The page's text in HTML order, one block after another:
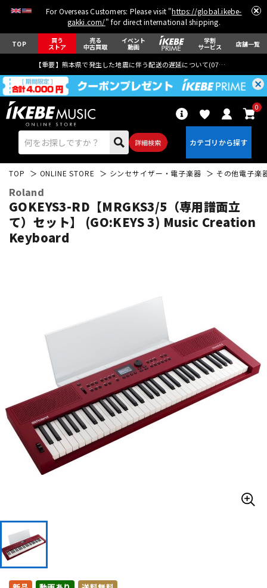
For Overseas Customers: Please visit "https://global.ikebe-
gakki.com/" for direct international shipping.
TOP 買う
ストア
売る
中古買取
イベント
動画
学割
サービス 店舗一覧
【重要】熊本県で発生した地震に伴う配送の遅延について(07月29日
詳細検索
0
エレキギター
ドラム パーカッション
キーボード 電子ピアノ
管楽器 その他楽器
アンプ
配信/ライブ機器
TOP ONLINE STORE シンセサイザー・電子楽器 その他電子楽
Roland
GOKEYS3-RD【MRGKS3/5（専用譜面立
て）セット】 (GO:KEYS 3) Music Creation
Keyboard